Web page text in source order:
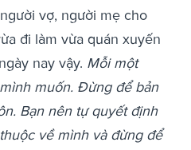
vợ, người mẹ cho
đi làm vừa quán xuyến
nay vậy. Mỗi một
muốn. Đừng để bản
Bạn nên tự quyết định
về mình và đừng để